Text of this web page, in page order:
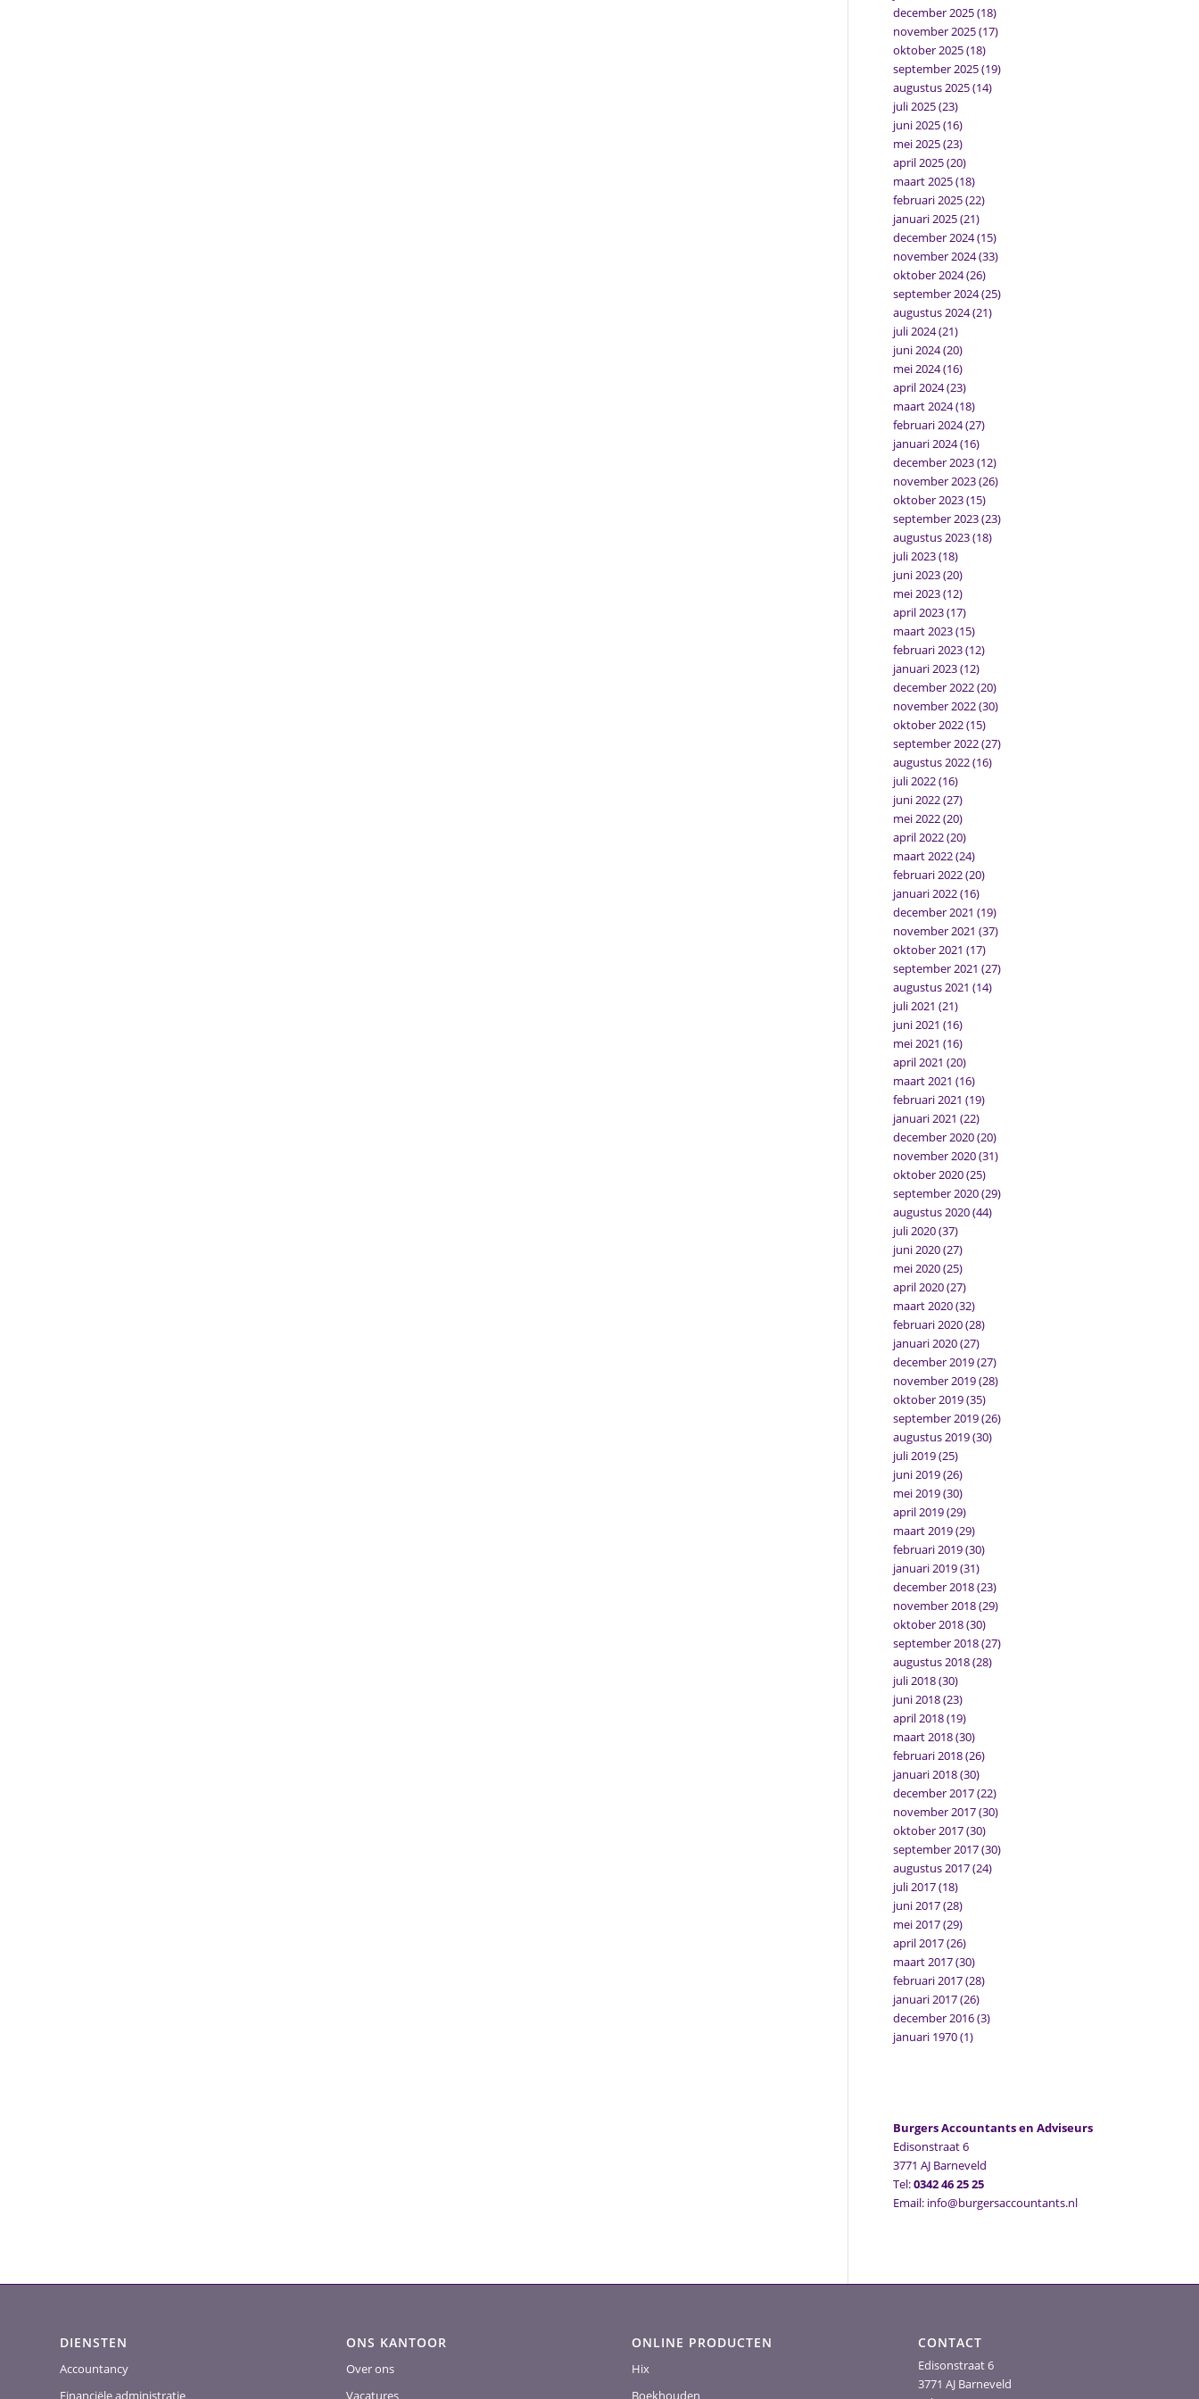
december 2025(18)
november 2025(17)
oktober 2025(18)
september 2025(19)
augustus 2025(14)
juli 2025(23)
juni 2025(16)
mei 2025(23)
april 2025(20)
maart 2025(18)
februari 2025(22)
januari 2025(21)
december 2024(15)
november 2024(33)
oktober 2024(26)
september 2024(25)
augustus 2024(21)
juli 2024(21)
juni 2024(20)
mei 2024(16)
april 2024(23)
maart 2024(18)
februari 2024(27)
januari 2024(16)
december 2023(12)
november 2023(26)
oktober 2023(15)
september 2023(23)
augustus 2023(18)
juli 2023(18)
juni 2023(20)
mei 2023(12)
april 2023(17)
maart 2023(15)
februari 2023(12)
januari 2023(12)
december 2022(20)
november 2022(30)
oktober 2022(15)
september 2022(27)
augustus 2022(16)
juli 2022(16)
juni 2022(27)
mei 2022(20)
april 2022(20)
maart 2022(24)
februari 2022(20)
januari 2022(16)
december 2021 (19)
november 2021 (37)
oktober 2021 (17)
september 2021 (27)
augustus 2021 (14)
juli 2021 (21)
juni 2021 (16)
mei 2021 (16)
april 2021 (20)
maart 2021 (16)
februari 2021 (19)
januari 2021 (22)
december 2020(20)
november 2020(31)
oktober 2020(25)
september 2020(29)
augustus 2020(44)
juli 2020(37)
juni 2020(27)
mei 2020(25)
april 2020(27)
maart 2020(32)
februari 2020(28)
januari 2020(27)
december 2019(27)
november 2019(28)
oktober 2019(35)
september 2019(26)
augustus 2019(30)
juli 2019(25)
juni 2019(26)
mei 2019(30)
april 2019(29)
maart 2019(29)
februari 2019(30)
januari 2019(31)
december 2018(23)
november 2018(29)
oktober 2018(30)
september 2018(27)
augustus 2018(28)
juli 2018(30)
juni 2018(23)
april 2018(19)
maart 2018(30)
februari 2018(26)
januari 2018(30)
december 2017(22)
november 2017(30)
oktober 2017(30)
september 2017(30)
augustus 2017(24)
juli 2017(18)
juni 2017(28)
mei 2017(29)
april 2017(26)
maart 2017(30)
februari 2017(28)
januari 2017(26)
december 2016(3)
januari 1970(1)
Burgers Accountants en Adviseurs
Edisonstraat 6
3771 AJ Barneveld
Tel:0342 46 25 25
Email: info@burgersaccountants.nl
DIENSTEN
Accountancy
Financiële administratie
ONS KANTOOR
Over ons
Vacatures
ONLINE PRODUCTEN
Hix
Boekhouden
CONTACT
Edisonstraat 6
3771 AJ Barneveld